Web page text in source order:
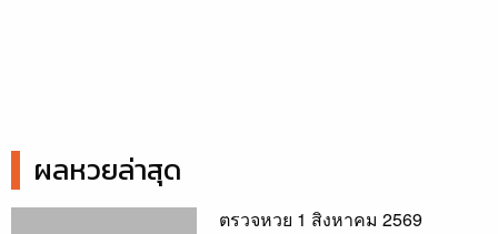
ผลหวยล่าสุด
ตรวจหวย 1 สิงหาคม 2569